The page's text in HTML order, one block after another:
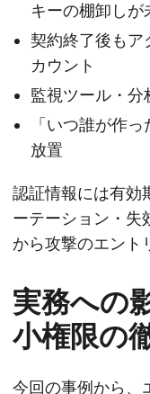
キーの棚卸しが
契約終了後もア
カウント
監視ツール・分
「いつ誰が作
放置
認証情報には有効
ーテーション・失
から攻撃のエント
実務への
小権限の
今回の事例から、